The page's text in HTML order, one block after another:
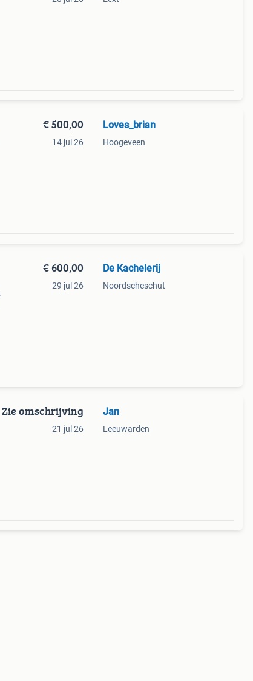
€ 500,00
14 jul 26
Loves_brian
Hoogeveen
€ 600,00
29 jul 26
De Kachelerij
Noordscheschut
Zie omschrijving
21 jul 26
Jan
Leeuwarden